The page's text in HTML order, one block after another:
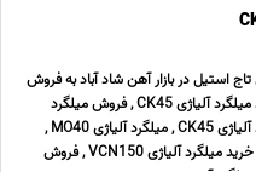
استیل در بازار آهن شاد آباد به فروش
میلگرد آلیاژی CK45 , خرید میلگرد آلیاژی CK45 , فروش میلگرد
آلیاژی CK45 , خرید میلگرد آلیاژی CK45 , میلگرد آلیاژی MO40 ,
قیمت میلگرد فولاد آلیاژی , خرید میلگرد آلیاژی VCN150 , فروش